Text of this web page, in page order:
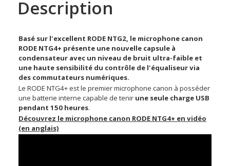
Description
Basé sur l'excellent RODE NTG2, le microphone canon
RODE NTG4+ présente une nouvelle capsule à
condensateur avec un niveau de bruit ultra-faible et
une haute sensibilité du contrôle de l'équaliseur via
des commutateurs numériques.
Le RODE NTG4+ est le premier microphone canon à posséder
une batterie interne capable de tenir une seule charge USB
pendant 150 heures.
Découvrez le microphone canon RODE NTG4+ en vidéo
(en anglais)